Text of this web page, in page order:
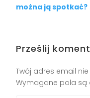
można ją spotkać?
Prześlij
Twój adres email
Wymagane pola są